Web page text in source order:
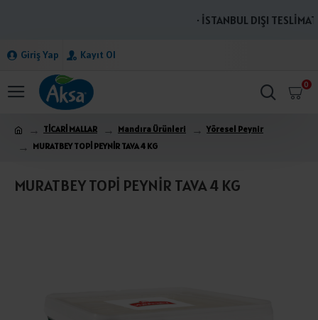
· İSTANBUL DIŞI
Giriş Yap Kayıt Ol
0
TİCARİ MALLAR Mandıra Ürünleri
Yöresel Peynir
MURATBEY TOPİ PEYNİR TAVA 4 KG
MURATBEY TOPİ PEYNİR TAVA 4 KG